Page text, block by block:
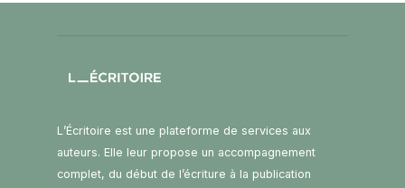
L’Écritoire est une plateforme de services aux
auteurs. Elle leur propose un accompagnement
complet, du début de l’écriture à la publication